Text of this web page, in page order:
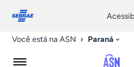
conosco
Você está na ASN Paraná